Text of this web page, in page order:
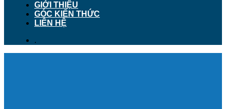
GIỚI THIỆU
GÓC KIẾN THỨC
LIÊN HỆ
.